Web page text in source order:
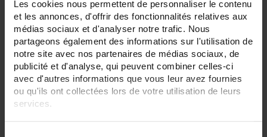
Les cookies nous permettent de personnaliser le contenu
et les annonces, d'offrir des fonctionnalités relatives aux
médias sociaux et d'analyser notre trafic. Nous
partageons également des informations sur l'utilisation de
notre site avec nos partenaires de médias sociaux, de
publicité et d'analyse, qui peuvent combiner celles-ci
avec d'autres informations que vous leur avez fournies
ou qu'ils ont collectées lors de votre utilisation de leurs
services.
Filtrer les produits par critères
Trier par Par ordre décroissant 3 item(s) Afficher